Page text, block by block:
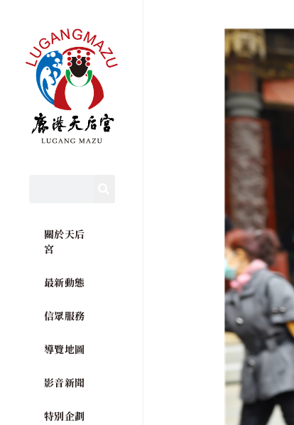
關於天后
宮
最新動態
信眾服務
導覽地圖
影音新聞
特別企劃